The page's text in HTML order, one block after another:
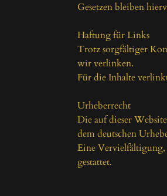
Gesetzen bleiben
Haftung für Links
Trotz sorgfältiger
wir verlinken.
Für die Inhalte
Urheberrecht
Die auf dieser
dem deutschen
Eine
gestattet.